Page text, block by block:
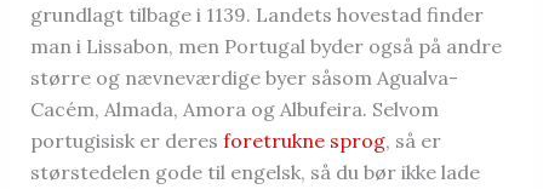
grundlagt tilbage i 1139. Landets hovestad finder
man i Lissabon, men Portugal byder også på andre
større og nævneværdige byer såsom Agualva-
Cacém, Almada, Amora og Albufeira. Selvom
portugisisk er deres foretrukne sprog, så er
størstedelen gode til engelsk, så du bør ikke lade